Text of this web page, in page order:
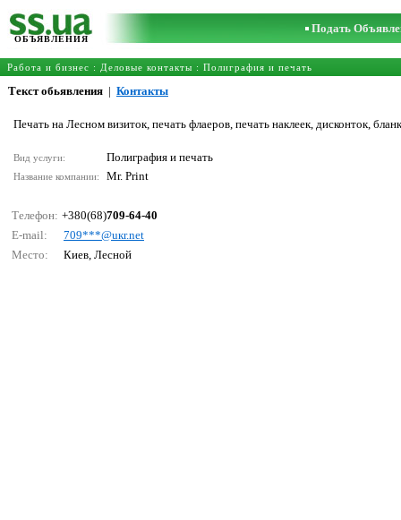
ОБЪЯВЛЕНИЯ
Подать
Работа и бизнес : Деловые контакты : Полиграфия и печать
Текст обьявления | Контакты
Печать на Лесном визиток, печать флаеров, печать наклеек, дисконток,
Вид услуги: Полиграфия и печать
Название компании: Mr. Print
Телефон: +380(68)709-64-40
E-mail:
709***@uкr.nеt
Место:
Киев, Лесной